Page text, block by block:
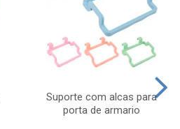
Suporte com alcas para
porta de armario